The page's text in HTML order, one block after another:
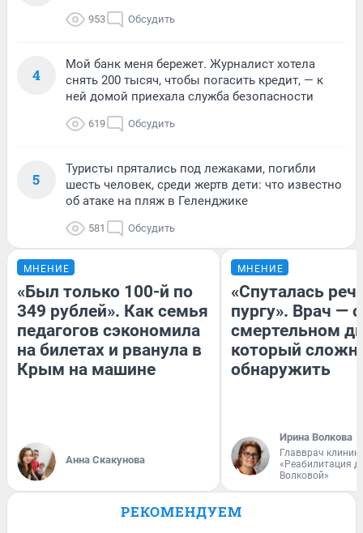
953 Обсудить
4
Мой банк меня бережет. Журналист хотела
снять 200 тысяч, чтобы погасить кредит, — к
ней домой приехала служба безопасности
619 Обсудить
5
Туристы прятались под лежаками, погибли
шесть человек, среди жертв дети: что известно
об атаке на пляж в Геленджике
581 Обсудить
МНЕНИЕ
«Был только 100-й по
349 рублей». Как семья
педагогов сэкономила
на билетах и рванула в
Крым на машине
Анна Скакунова
МНЕНИЕ
«Спуталась
пургу». Врач — о
смертельном
который
обнаружить
Ирина Волкова
Главврач
«Реабилитация
Волковой»
РЕКОМЕНДУЕМ